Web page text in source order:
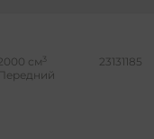
см 3
Передний
23131185